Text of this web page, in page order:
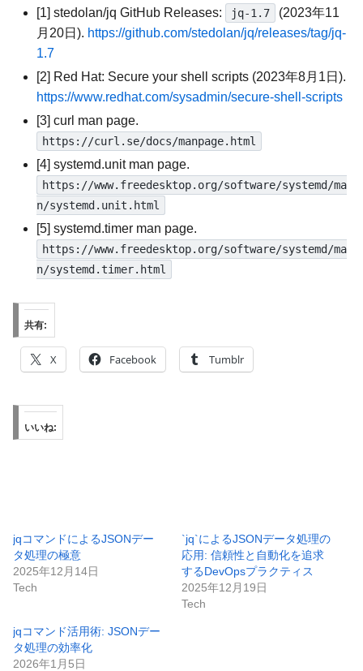
[1] stedolan/jq GitHub Releases: jq-1.7
(2023年11
月20日). https://github.com/stedolan/jq/releases/tag/jq-
1.7
[2] Red Hat: Secure your shell scripts (2023年8月1日).
https://www.redhat.com/sysadmin/secure-shell-scripts
[3] curl man page.
https://curl.se/docs/manpage.html
[4] systemd.unit man page.
https://www.freedesktop.org/software/systemd/ma
n/systemd.unit.html
[5] systemd.timer man page.
https://www.freedesktop.org/software/systemd/ma
n/systemd.timer.html
共有:
X Facebook Tumblr
いいね:
jqコマンドによるJSONデー
タ処理の極意
2025年12月14日
Tech
`jq`によるJSONデータ処理の
応用: 信頼性と自動化を追求
するDevOpsプラクティス
2025年12月19日
Tech
jqコマンド活用術: JSONデー
タ処理の効率化
2026年1月5日